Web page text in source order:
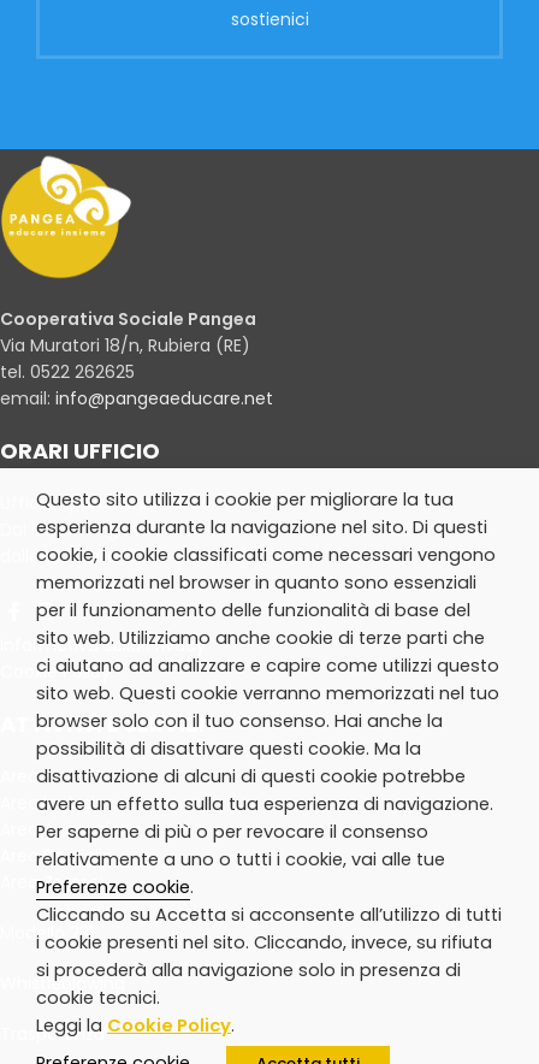
sostienici
Cooperativa Sociale Pangea
Via Muratori 18/n, Rubiera (RE)
tel. 0522 262625
email: info@pangeaeducare.net
ORARI UFFICIO
Ufficio aperto al pubblico
Dal lunedì al giovedì:
dalle 10.30 alle 13.30
Informativa sulla Privacy
Cookie Policy
ATTIVITÀ E SERVIZI
Area Extrascuola
Area Inclusione
Area Animazione
Area Famiglie
Area Zerosei
Modello 231
Whistleblowing
Trasparenza
Questo sito utilizza i cookie per migliorare la tua
esperienza durante la navigazione nel sito. Di questi
cookie, i cookie classificati come necessari vengono
memorizzati nel browser in quanto sono essenziali
per il funzionamento delle funzionalità di base del
sito web. Utilizziamo anche cookie di terze parti che
ci aiutano ad analizzare e capire come utilizzi questo
sito web. Questi cookie verranno memorizzati nel tuo
browser solo con il tuo consenso. Hai anche la
possibilità di disattivare questi cookie. Ma la
disattivazione di alcuni di questi cookie potrebbe
avere un effetto sulla tua esperienza di navigazione.
Per saperne di più o per revocare il consenso
relativamente a uno o tutti i cookie, vai alle tue
Preferenze cookie.
Cliccando su Accetta si acconsente all’utilizzo di tutti
i cookie presenti nel sito. Cliccando, invece, su rifiuta
si procederà alla navigazione solo in presenza di
cookie tecnici.
Leggi la Cookie Policy.